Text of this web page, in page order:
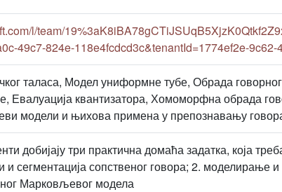
l/team/
49c7-824e-118e4fcdcd3c&tenantId=1774ef2e-
таласа, Модел униформне тубе, Обрада
Евалуација квантизатора, Хомоморфна обрада
модели и њихова примена у препознавању
добијају три практична домаћа задатка, која
и сегментација сопственог говора; 2. моделирање
Марковљевог модела